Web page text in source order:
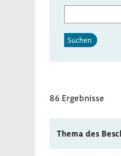
Suchen
86 Ergeb­nisse
Thema des